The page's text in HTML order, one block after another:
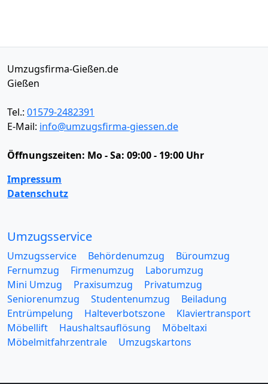
Umzugsfirma-Gießen.de
Gießen
Tel.: 01579-2482391
E-Mail: info@umzugsfirma-giessen.de
Öffnungszeiten: Mo - Sa: 09:00 - 19:00 Uhr
Impressum
Datenschutz
Umzugsservice
Umzugsservice Behördenumzug
Büroumzug
Fernumzug
Firmenumzug
Laborumzug
Mini Umzug
Praxisumzug
Privatumzug
Seniorenumzug
Studentenumzug
Beiladung
Entrümpelung
Halteverbotszone
Klaviertransport
Möbellift
Haushaltsauflösung
Möbeltaxi
Möbelmitfahrzentrale
Umzugskartons